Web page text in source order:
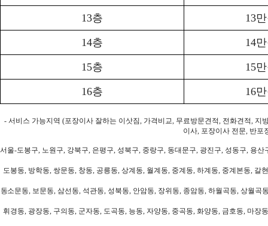
13층 13
14층 14
15층 15
16층 16
- 서비스 가능지역 (포장이사 잘하는 이삿짐, 가격비교, 무료방문견적, 전화견적,
이사, 포장이사 전문, 반포
서울-도봉구, 노원구, 강북구, 은평구, 성북구, 중랑구, 동대문구, 광진구, 성동구, 용
도봉동, 방학동, 쌍문동, 창동, 공릉동, 상계동, 월계동, 중계동, 하계동, 중계본동,
동소문동, 보문동, 삼선동, 석관동, 성북동, 안암동, 장위동, 종암동, 하월곡동, 상월
휘경동, 광장동, 구의동, 군자동, 도곡동, 능동, 자양동, 중곡동, 화양동, 금호동, 마